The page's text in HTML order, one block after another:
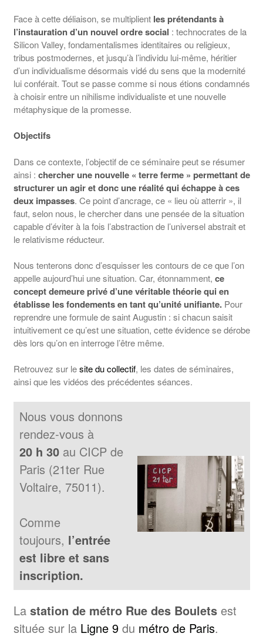
Face à cette déliaison, se multiplient les prétendants à
l’instauration d’un nouvel ordre social : technocrates de la
Silicon Valley, fondamentalismes identitaires ou religieux,
tribus postmodernes, et jusqu’à l’individu lui-même, héritier
d’un individualisme désormais vidé du sens que la modernité
lui conférait. Tout se passe comme si nous étions condamnés
à choisir entre un nihilisme individualiste et une nouvelle
métaphysique de la promesse.
Objectifs
Dans ce contexte, l’objectif de ce séminaire peut se résumer
ainsi : chercher une nouvelle « terre ferme » permettant de
structurer un agir et donc une réalité qui échappe à ces
deux impasses. Ce point d’ancrage, ce « lieu où atterrir », il
faut, selon nous, le chercher dans une pensée de la situation
capable d’éviter à la fois l’abstraction de l’universel abstrait et
le relativisme réducteur.
Nous tenterons donc d’esquisser les contours de ce que l’on
appelle aujourd’hui une situation. Car, étonnamment, ce
concept demeure privé d’une véritable théorie qui en
établisse les fondements en tant qu’unité unifiante.Pour
reprendre une formule de saint Augustin : si chacun saisit
intuitivement ce qu’est une situation, cette évidence se dérobe
dès lors qu’on en interroge l’être même.
Retrouvez sur lesite du collectif, les dates de séminaires,
ainsi que les vidéos des précédentes séances.
Nous vous donnons
rendez-vous à
20 h 30 au CICP de
Paris (21ter Rue
Voltaire, 75011).
Comme
toujours, l’entrée
est libre et sans
inscription.
La station de métro Rue des Bouletsest
située sur la Ligne 9du métro de Paris.